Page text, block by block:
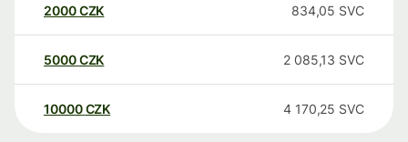
2000CZK 834,05 SVC
5000CZK 2 085,13 SVC
10000 CZK 4 170,25 SVC